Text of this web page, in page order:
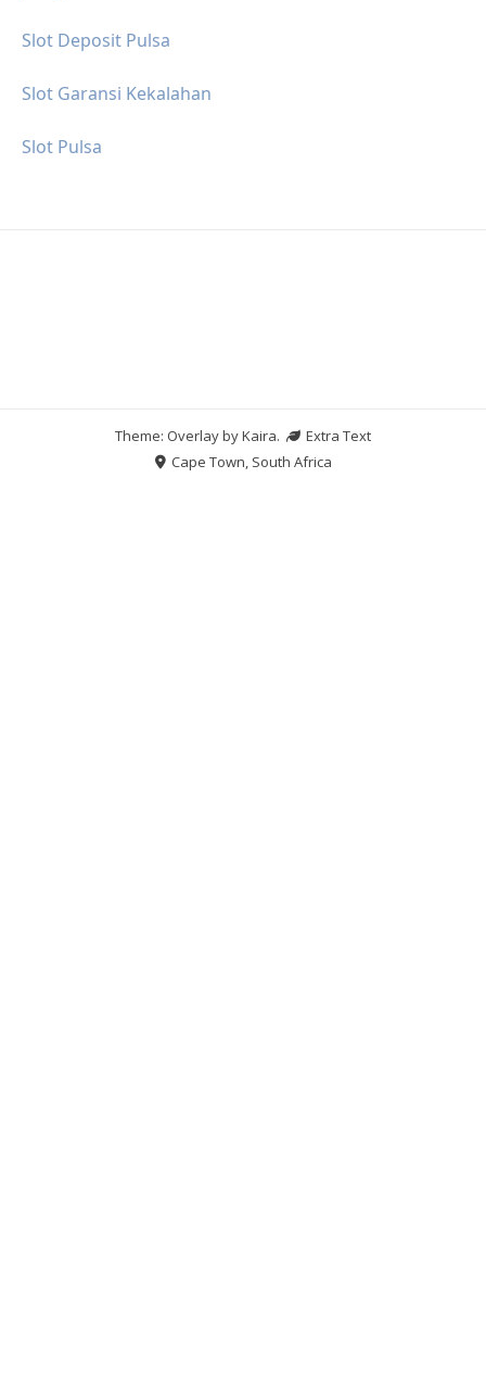
Slot Deposit Pulsa
Slot Garansi Kekalahan
Slot Pulsa
Theme: Overlay byKaira.
Extra Text
Cape Town, South Africa